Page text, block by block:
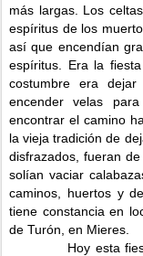
más largas. Los
espíritus de los
así que encendían
espíritus. Era la
costumbre era
encender velas
encontrar el camino
la vieja tradición de
disfrazados, fueran
solían vaciar
caminos, huertos y
tiene constancia en
de Turón, en Mieres.
Hoy esta fiesta